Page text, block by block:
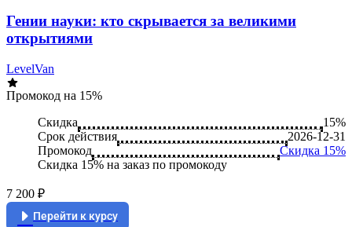
Гении науки: кто скрывается за великими
открытиями
LevelVan
Промокод на 15%
Скидка
15%
Срок действия
2026-12-31
Промокод
Скидка 15%
Скидка 15% на заказ по промокоду
7 200 ₽
Перейти к курсу